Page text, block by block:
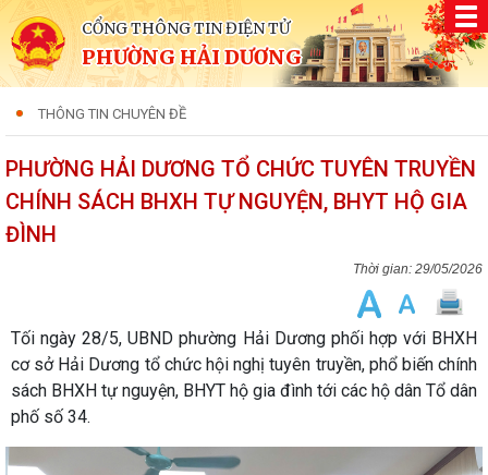
CỔNG THÔNG TIN ĐIỆN TỬ
PHƯỜNG HẢI DƯƠNG
THÔNG TIN CHUYÊN ĐỀ
PHƯỜNG HẢI DƯƠNG TỔ CHỨC TUYÊN TRUYỀN
CHÍNH SÁCH BHXH TỰ NGUYỆN, BHYT HỘ GIA
ĐÌNH
29/05/2026
Tối ngày 28/5, UBND phường Hải Dương phối hợp với BHXH
cơ sở Hải Dương tổ chức hội nghị tuyên truyền, phổ biến chính
sách BHXH tự nguyện, BHYT hộ gia đình tới các hộ dân Tổ dân
phố số 34.